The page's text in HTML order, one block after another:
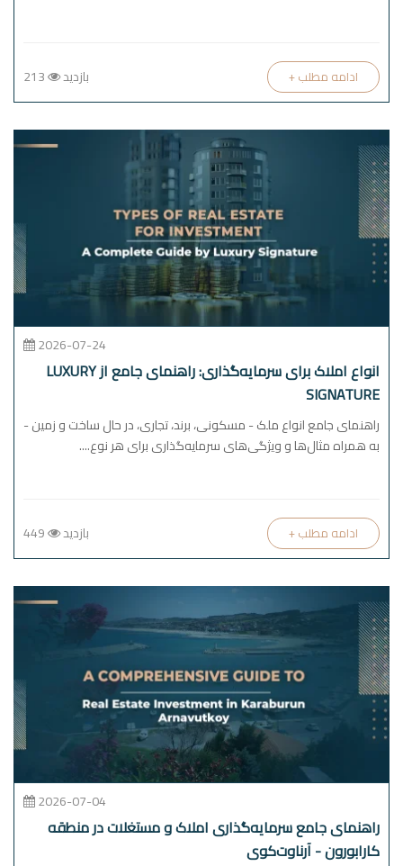
بازدید + ادامه مطلب
2026-07-24
انواع املاک برای سرمایه‌گذاری: راهنمای جامع از LUXURY
SIGNATURE
راهنمای جامع انواع ملک - مسکونی، برند، تجاری، در حال ساخت و زمین -
به همراه مثال‌ها و ویژگی‌های سرمایه‌گذاری برای هر نوع....
بازدید + ادامه مطلب
2026-07-04
راهنمای جامع سرمایه‌گذاری املاک و مستغلات در منطقه
کارابورون - آرناوت‌کوی